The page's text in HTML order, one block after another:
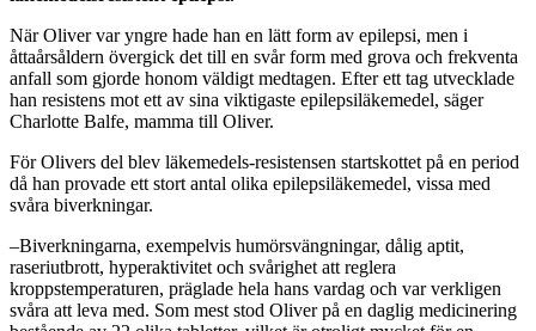
När Oliver var yngre hade han en lätt form av epilepsi, men i
åttaårsåldern övergick det till en svår form med grova och frekventa
anfall som gjorde honom väldigt medtagen. Efter ett tag utvecklade
han resistens mot ett av sina viktigaste epilepsiläkemedel, säger
Charlotte Balfe, mamma till Oliver.
För Olivers del blev läkemedels-resistensen startskottet på en period
då han provade ett stort antal olika epilepsiläkemedel, vissa med
svåra biverkningar.
–Biverkningarna, exempelvis humörsvängningar, dålig aptit,
raseriutbrott, hyperaktivitet och svårighet att reglera
kroppstemperaturen, präglade hela hans vardag och var verkligen
svåra att leva med. Som mest stod Oliver på en daglig medicinering